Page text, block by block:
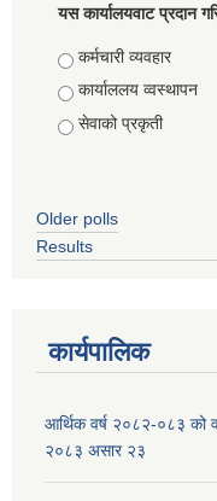
यस कार्यालयवाट प्रदान
Choices
कर्मचारी व्यवहार
कार्याललय व्वस्थापन
सेवाको प्रकृती
Older polls
Results
कार्यपालिक
आर्थिक वर्ष २०८२-०८३ को
२०८३ असार २३